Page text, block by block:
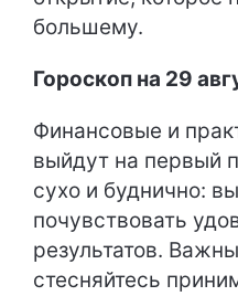
большему.
Гороскоп на 29
Финансовые и
выйдут на первый
сухо и буднично:
почувствовать
результатов.
стесняйтесь